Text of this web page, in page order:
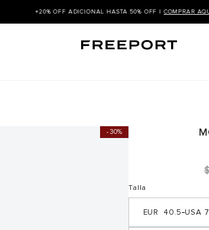
+20% OFF ADICIONAL HASTA 50% OFF |COMPRAR
30%
$
Talla
7
40.5